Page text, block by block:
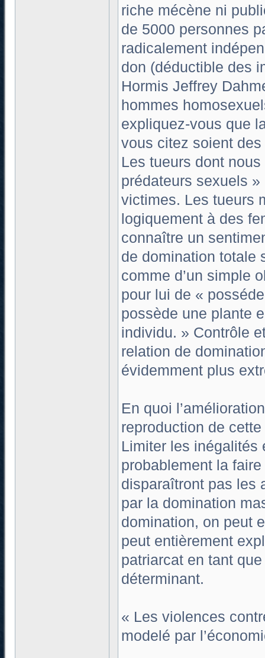
riche mécène ni
de 5000 personnes
radicalement
don (déductible des
Hormis Jeffrey
hommes
expliquez-vous que
vous citez soient
Les tueurs dont
prédateurs sexuels
victimes. Les tueurs
logiquement à des
connaître un
de domination totale
comme d’un simple
pour lui de «
possède une plante
individu. » Contrôle
relation de
évidemment plus
En quoi
reproduction de
Limiter les inégalités
probablement la
disparaîtront pas les
par la domination
domination, on peut
peut entièrement
patriarcat en tant
déterminant.
« Les violences
modelé par